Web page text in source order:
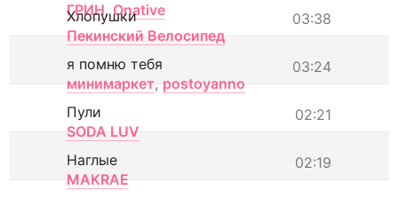
ГРИН, Onative 03:38
Хлопушки
Пекинский Велосипед
03:24
я помню тебя
минимаркет, postoyanno
02:21
Пули
SODA LUV
02:19
Наглые
MAKRAE